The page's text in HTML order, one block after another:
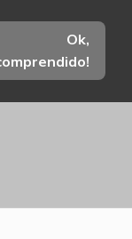
Ok,